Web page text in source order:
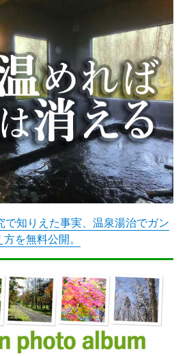
で知りえた事実、温泉湯治でガン
を無料公開。